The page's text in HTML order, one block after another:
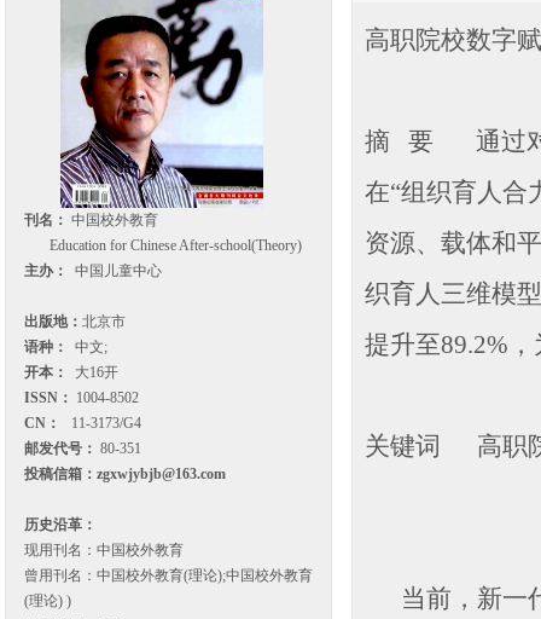
刊名： 中国校外教育
Education for Chinese After-school(Theory)
主办：
中国儿童中心
出版地： 北京市
语种：
中文;
开本：
大16开
ISSN： 1004-8502
CN：
11-3173/G4
邮发代号： 80-351
投稿信箱： zgxwjybjb@163.com
历史沿革：
现用刊名：中国校外教育
曾用刊名：中国校外教育(理论);中国校外教育
(理论) )
高职院校数字
摘 要 通过对
在“组织育人合
资源、载体和
织育人三维模
提升至89.2%
关键词 高职院
当前，新一